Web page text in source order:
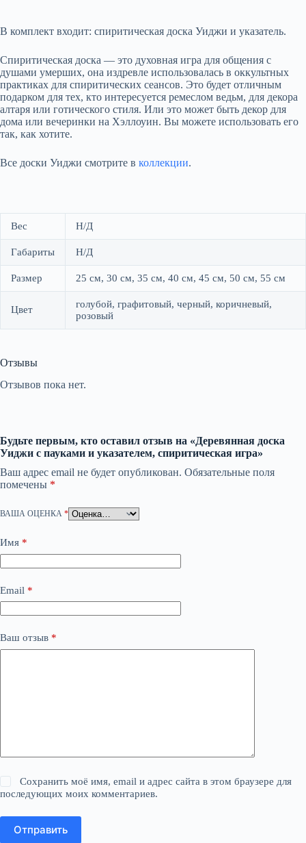
В комплект входит: спиритическая доска Уиджи и указатель.
Спиритическая доска — это духовная игра для общения с
душами умерших, она издревле использовалась в оккультных
практиках для спиритических сеансов. Это будет отличным
подарком для тех, кто интересуется ремеслом ведьм, для декора
алтаря или готического стиля. Или это может быть декор для
дома или вечеринки на Хэллоуин. Вы можете использовать его
так, как хотите.
Все доски Уиджи смотрите в коллекции.
Вес Н/Д
Габариты Н/Д
Размер 25 см, 30 см, 35 см, 40 см, 45 см, 50 см, 55 см
Цвет
голубой, графитовый, черный, коричневый,
розовый
Отзывы
Отзывов пока нет.
Будьте первым, кто оставил отзыв на «Деревянная доска
Уиджи с пауками и указателем, спиритическая игра»
Ваш адрес email не будет опубликован. Обязательные поля
помечены *
ВАША ОЦЕНКА *
Имя *
Email *
Ваш отзыв *
Сохранить моё имя, email и адрес сайта в этом браузере для
последующих моих комментариев.
Отправить